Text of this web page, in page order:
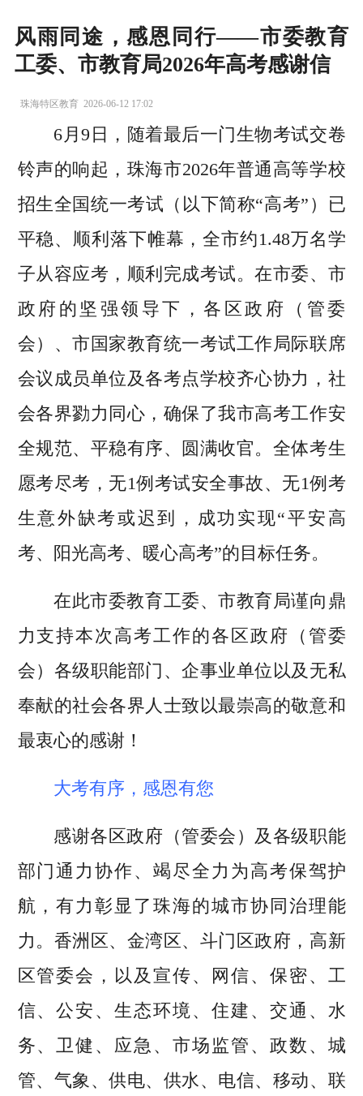
风雨同途，感恩同行——市委教育
工委、市教育局2026年高考感谢信
珠海特区教育 2026-06-12 17:02
6月9日，随着最后一门生物考试交卷
铃声的响起，珠海市2026年普通高等学校
招生全国统一考试（以下简称“高考”）已
平稳、顺利落下帷幕，全市约1.48万名学
子从容应考，顺利完成考试。在市委、市
政府的坚强领导下，各区政府（管委
会）、市国家教育统一考试工作局际联席
会议成员单位及各考点学校齐心协力，社
会各界勠力同心，确保了我市高考工作安
全规范、平稳有序、圆满收官。全体考生
愿考尽考，无1例考试安全事故、无1例考
生意外缺考或迟到，成功实现“平安高
考、阳光高考、暖心高考”的目标任务。
在此市委教育工委、市教育局谨向鼎
力支持本次高考工作的各区政府（管委
会）各级职能部门、企事业单位以及无私
奉献的社会各界人士致以最崇高的敬意和
最衷心的感谢！
大考有序，感恩有您
感谢各区政府（管委会）及各级职能
部门通力协作、竭尽全力为高考保驾护
航，有力彰显了珠海的城市协同治理能
力。香洲区、金湾区、斗门区政府，高新
区管委会，以及宣传、网信、保密、工
信、公安、生态环境、住建、交通、水
务、卫健、应急、市场监管、政数、城
管、气象、供电、供水、电信、移动、联